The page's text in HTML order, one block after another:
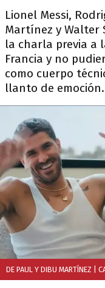
Lionel Messi,
Martínez y Walter
la charla previa a
Francia y no
como cuerpo
llanto de emoción.
DE PAUL Y DIBU MARTÍNEZ |